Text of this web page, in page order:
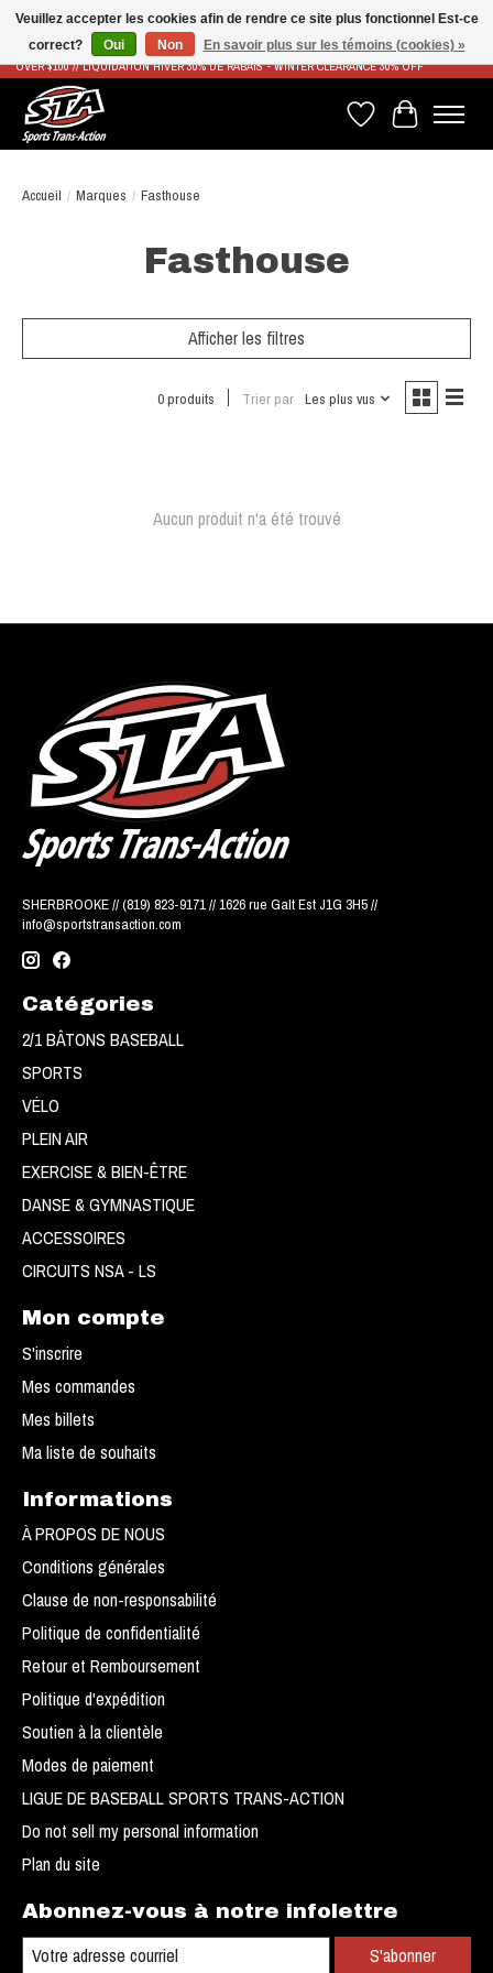
LIVRAISON RAPIDE ET GRATUITE À PARTIR DE 100$ - FAST & FREE SHIPPING ON ORDERS
OVER $100 // LIQUIDATION HIVER 30% DE RABAIS - WINTER CLEARANCE 30% OFF
Liste de souhaits
Panier
Accueil / Marques / Fasthouse
Fasthouse
Afficher les filtres
0 produits Trier par Les plus vus
Aucun produit n'a été trouvé
SHERBROOKE // (819) 823-9171 // 1626 rue Galt Est J1G 3H5 //
info@sportstransaction.com
Catégories
2/1 BÂTONS BASEBALL
SPORTS
VÉLO
PLEIN AIR
EXERCISE & BIEN-ÊTRE
DANSE & GYMNASTIQUE
ACCESSOIRES
CIRCUITS NSA - LS
Mon compte
S'inscrire
Mes commandes
Mes billets
Ma liste de souhaits
Informations
À PROPOS DE NOUS
Conditions générales
Clause de non-responsabilité
Politique de confidentialité
Retour et Remboursement
Politique d'expédition
Soutien à la clientèle
Modes de paiement
LIGUE DE BASEBALL SPORTS TRANS-ACTION
Do not sell my personal information
Plan du site
Abonnez-vous à notre infolettre
S'abonner
Veuillez accepter les cookies afin de rendre ce site plus fonctionnel Est-ce
correct?
Oui Non En savoir plus sur les témoins (cookies) »